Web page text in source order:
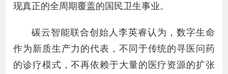
现真正的全周期覆盖的国民卫生事业。
碳云智能联合创始人李英睿认为，数字生命
作为新质生产力的代表，不同于传统的寻医问药
的诊疗模式，不再依赖于大量的医疗资源的扩张